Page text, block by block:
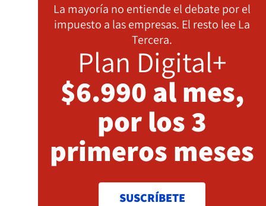
La mayoría no entiende el debate por el
impuesto a las empresas. El resto lee La
Tercera.
Plan Digital+
$6.990 al mes,
por los 3
primeros meses
SUSCRÍBETE